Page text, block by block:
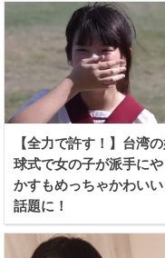
【全力で許す！】台湾
球式で女の子が派手にや
かすもめっちゃかわいい
話題に！